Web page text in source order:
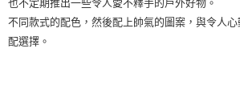
也不定期推出一些令人愛不釋手的戶外好物。
不同款式的配色，然後配上帥氣的圖案，與令人
配選擇。